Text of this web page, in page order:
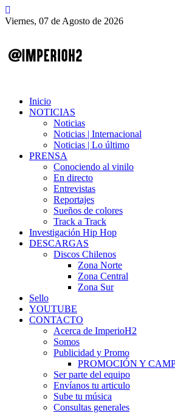
Viernes, 07 de Agosto de 2026
Inicio
NOTICIAS
Noticias
Noticias | Internacional
Noticias | Lo último
PRENSA
Conociendo al vinilo
En directo
Entrevistas
Reportajes
Sueños de colores
Track a Track
Investigación Hip Hop
DESCARGAS
Discos Chilenos
Zona Norte
Zona Central
Zona Sur
Sello
YOUTUBE
CONTACTO
Acerca de ImperioH2
Somos
Publicidad y Promo
PROMOCIÓN Y
Ser parte del equipo
Envíanos tu articulo
Sube tu música
Consultas generales